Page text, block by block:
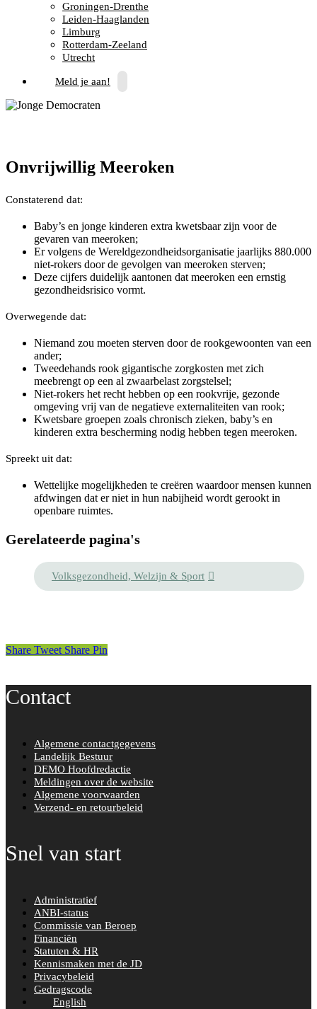
Groningen-Drenthe
Leiden-Haaglanden
Limburg
Rotterdam-Zeeland
Utrecht
Meld je aan!
Onvrijwillig Meeroken
Constaterend dat:
Baby’s en jonge kinderen extra kwetsbaar zijn voor de
gevaren van meeroken;
Er volgens de Wereldgezondheidsorganisatie jaarlijks 880.000
niet-rokers door de gevolgen van meeroken sterven;
Deze cijfers duidelijk aantonen dat meeroken een ernstig
gezondheidsrisico vormt.
Overwegende dat:
Niemand zou moeten sterven door de rookgewoonten van een
ander;
Tweedehands rook gigantische zorgkosten met zich
meebrengt op een al zwaarbelast zorgstelsel;
Niet-rokers het recht hebben op een rookvrije, gezonde
omgeving vrij van de negatieve externaliteiten van rook;
Kwetsbare groepen zoals chronisch zieken, baby’s en
kinderen extra bescherming nodig hebben tegen meeroken.
Spreekt uit dat:
Wettelijke mogelijkheden te creëren waardoor mensen kunnen
afdwingen dat er niet in hun nabijheid wordt gerookt in
openbare ruimtes.
Gerelateerde pagina's
Volksgezondheid, Welzijn & Sport
Share Tweet Share Pin
Contact
Algemene contactgegevens
Landelijk Bestuur
DEMO Hoofdredactie
Meldingen over de website
Algemene voorwaarden
Verzend- en retourbeleid
Snel van start
Administratief
ANBI-status
Commissie van Beroep
Financiën
Statuten & HR
Kennismaken met de JD
Privacybeleid
Gedragscode
English